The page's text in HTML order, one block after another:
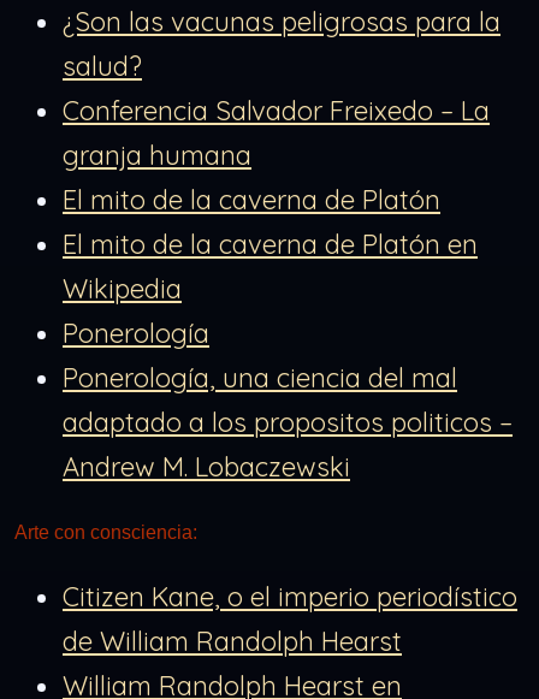
¿Son las vacunas peligrosas para la
salud?
Conferencia Salvador Freixedo – La
granja humana
El mito de la caverna de Platón
El mito de la caverna de Platón en
Wikipedia
Ponerología
Ponerología, una ciencia del mal
adaptado a los propositos politicos –
Andrew M. Lobaczewski
Arte con consciencia:
Citizen Kane, o el imperio periodístico
de William Randolph Hearst
William Randolph Hearst en